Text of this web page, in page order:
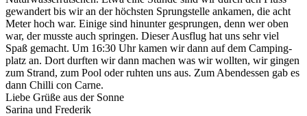
gewan­dert bis wir an der höch­sten Sprung­stelle anka­men, die acht
Meter hoch war. Einige sind hin­unter gesprun­gen, denn wer oben
war, der musste auch sprin­gen. Dieser Aus­flug hat uns sehr viel
Spaß gemacht. Um 16:30 Uhr kamen wir dann auf dem Camp­ing­
platz an. Dort durften wir dann machen was wir woll­ten, wir gin­gen
zum Strand, zum Pool oder ruht­en uns aus. Zum Aben­dessen gab es
dann Chilli con Carne.
Liebe Grüße aus der Sonne
Sari­na und Frederik